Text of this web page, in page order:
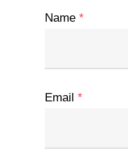
Name *
Email *